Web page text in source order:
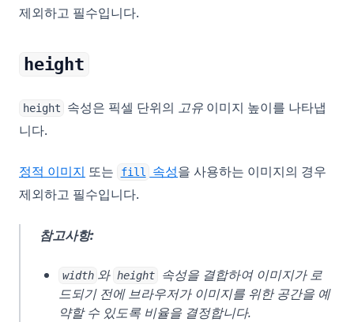
제외하고 필수입니다.
height
height 속성은 픽셀 단위의 고유 이미지 높이를 나타냅
니다.
정적 이미지 또는 fill 속성을 사용하는 이미지의 경우
제외하고 필수입니다.
참고사항:
width 와 height
속성을 결합하여 이미지가 로
드되기 전에 브라우저가 이미지를 위한 공간을 예
약할 수 있도록 비율을 결정합니다.